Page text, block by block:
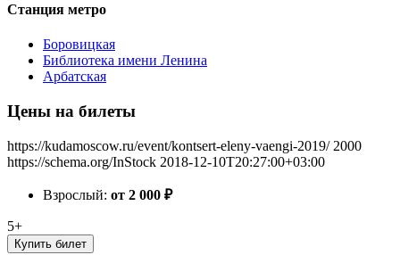
Станция метро
Боровицкая
Библиотека имени Ленина
Арбатская
Цены на билеты
https://kudamoscow.ru/event/kontsert-eleny-vaengi-2019/ 2000
https://schema.org/InStock 2018-12-10T20:27:00+03:00
Взрослый: от 2 000 ₽
5+
Купить билет